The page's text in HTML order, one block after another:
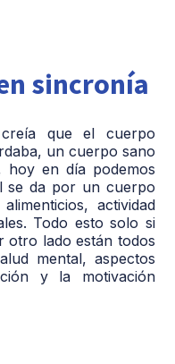
sincronía
que el cuerpo
un cuerpo sano
hoy en día podemos
se da por un cuerpo
actividad
Todo esto solo si
otro lado están todos
mental, aspectos
y la motivación